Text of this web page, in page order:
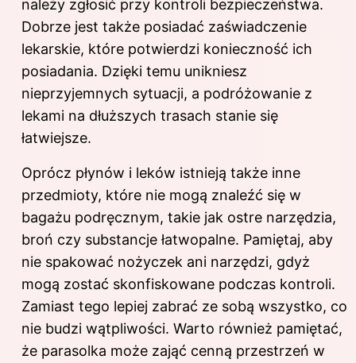
należy zgłosić przy kontroli bezpieczeństwa.
Dobrze jest także posiadać zaświadczenie
lekarskie, które potwierdzi konieczność ich
posiadania. Dzięki temu unikniesz
nieprzyjemnych sytuacji, a podróżowanie z
lekami na dłuższych trasach stanie się
łatwiejsze.
Oprócz płynów i leków istnieją także inne
przedmioty, które nie mogą znaleźć się w
bagażu podręcznym, takie jak ostre narzędzia,
broń czy substancje łatwopalne. Pamiętaj, aby
nie spakować nożyczek ani narzędzi, gdyż
mogą zostać skonfiskowane podczas kontroli.
Zamiast tego lepiej zabrać ze sobą wszystko, co
nie budzi wątpliwości. Warto również pamiętać,
że parasolka może zająć cenną przestrzeń w